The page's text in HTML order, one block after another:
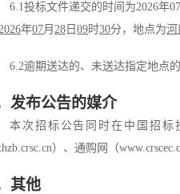
6.1投标文件递交的时间为2026年07
6年07月 28 日 09时30分，地点为河
6.2逾期送达的、未送达指定地点的
发布公告的媒介
本次招标公告同时在 中国招标
） 、通购网 （
其他